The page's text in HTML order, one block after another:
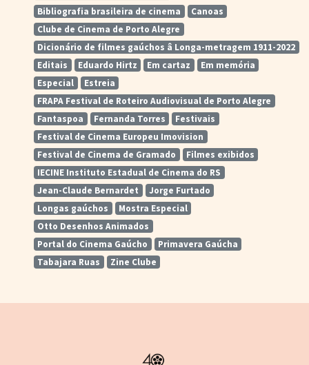
Bibliografia brasileira de cinema
Canoas
Clube de Cinema de Porto Alegre
Dicionário de filmes gaúchos â Longa-metragem 1911-2022
Editais
Eduardo Hirtz Em cartaz
Em memória
Especial
Estreia
FRAPA Festival de Roteiro Audiovisual de Porto Alegre
Fantaspoa
Fernanda Torres
Festivais
Festival de Cinema Europeu Imovision
Festival de Cinema de Gramado
Filmes exibidos
IECINE Instituto Estadual de Cinema do RS
Jean-Claude Bernardet
Jorge Furtado
Longas gaúchos
Mostra Especial
Otto Desenhos Animados
Portal do Cinema Gaúcho
Primavera Gaúcha
Tabajara Ruas
Zine Clube